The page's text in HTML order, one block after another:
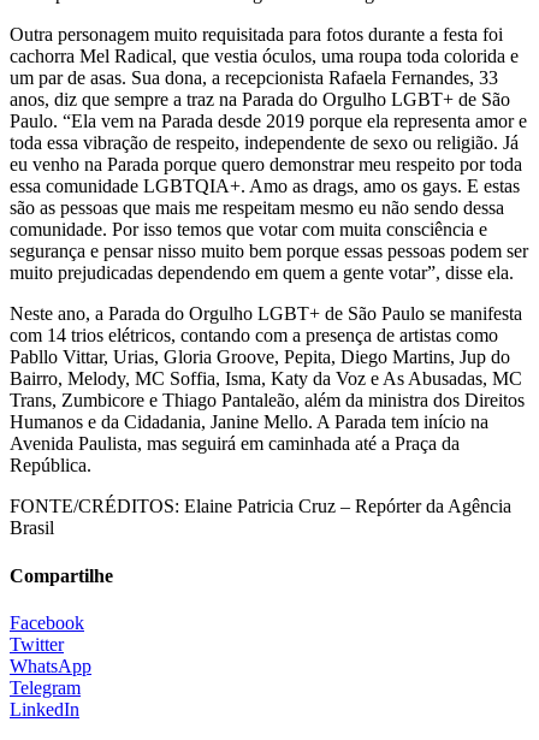
Outra personagem muito requisitada para fotos durante a festa foi
cachorra Mel Radical, que vestia óculos, uma roupa toda colorida e
um par de asas. Sua dona, a recepcionista Rafaela Fernandes, 33
anos, diz que sempre a traz na Parada do Orgulho LGBT+ de São
Paulo. “Ela vem na Parada desde 2019 porque ela representa amor e
toda essa vibração de respeito, independente de sexo ou religião. Já
eu venho na Parada porque quero demonstrar meu respeito por toda
essa comunidade LGBTQIA+. Amo as drags, amo os gays. E estas
são as pessoas que mais me respeitam mesmo eu não sendo dessa
comunidade. Por isso temos que votar com muita consciência e
segurança e pensar nisso muito bem porque essas pessoas podem ser
muito prejudicadas dependendo em quem a gente votar”, disse ela.
Neste ano, a Parada do Orgulho LGBT+ de São Paulo se manifesta
com 14 trios elétricos, contando com a presença de artistas como
Pabllo Vittar, Urias, Gloria Groove, Pepita, Diego Martins, Jup do
Bairro, Melody, MC Soffia, Isma, Katy da Voz e As Abusadas, MC
Trans, Zumbicore e Thiago Pantaleão, além da ministra dos Direitos
Humanos e da Cidadania, Janine Mello. A Parada tem início na
Avenida Paulista, mas seguirá em caminhada até a Praça da
República.
FONTE/CRÉDITOS: Elaine Patricia Cruz – Repórter da Agência
Brasil
Compartilhe
Facebook
Twitter
WhatsApp
Telegram
LinkedIn